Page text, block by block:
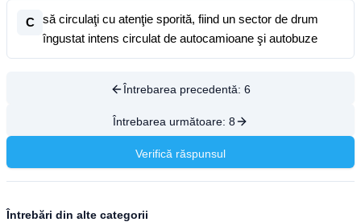
C
să circulaţi cu atenţie sporită, fiind un sector de drum
îngustat intens circulat de autocamioane şi autobuze
Întrebarea precedentă: 6
Întrebarea următoare: 8
Verifică răspunsul
Întrebări din alte categorii